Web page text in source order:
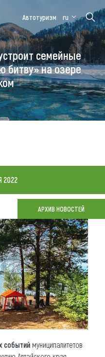
Медицинский
форум
Алтайская
зимовка
Автотуризм ru
семейные
битву» на озере
2022
АРХИВ НОВОСТЕЙ
событий муниципалитетов